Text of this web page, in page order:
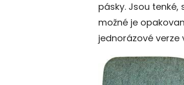
pásky. Jsou
možné je
jednorázové verze